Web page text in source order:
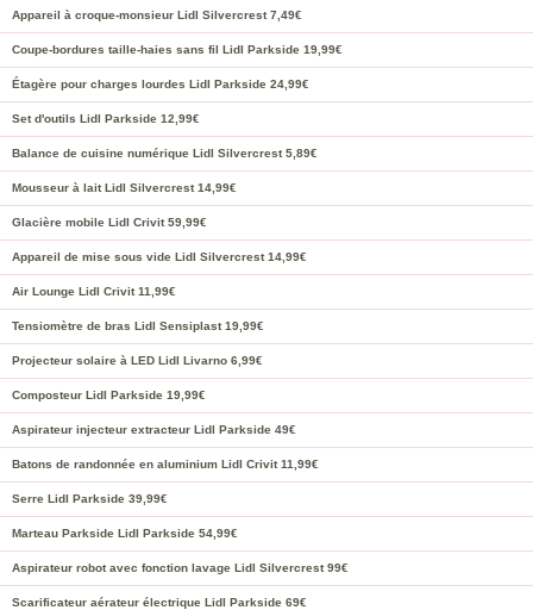
Appareil à croque-monsieur Lidl Silvercrest 7,49€
Coupe-bordures taille-haies sans fil Lidl Parkside 19,99€
Étagère pour charges lourdes Lidl Parkside 24,99€
Set d'outils Lidl Parkside 12,99€
Balance de cuisine numérique Lidl Silvercrest 5,89€
Mousseur à lait Lidl Silvercrest 14,99€
Glacière mobile Lidl Crivit 59,99€
Appareil de mise sous vide Lidl Silvercrest 14,99€
Air Lounge Lidl Crivit 11,99€
Tensiomètre de bras Lidl Sensiplast 19,99€
Projecteur solaire à LED Lidl Livarno 6,99€
Composteur Lidl Parkside 19,99€
Aspirateur injecteur extracteur Lidl Parkside 49€
Batons de randonnée en aluminium Lidl Crivit 11,99€
Serre Lidl Parkside 39,99€
Marteau Parkside Lidl Parkside 54,99€
Aspirateur robot avec fonction lavage Lidl Silvercrest 99€
Scarificateur aérateur électrique Lidl Parkside 69€